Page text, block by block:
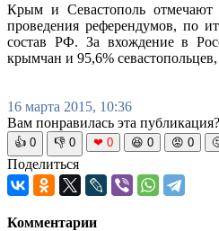
Крым и Севастополь
проведения референдумов, по
состав РФ. За вхождение в
крымчан и 95,6%
16 марта 2015, 10:36
Вам понравилась эта публикация?
👍 0 👎 0 ❤ 0 😆 0 😡 0
Поделиться
Комментарии